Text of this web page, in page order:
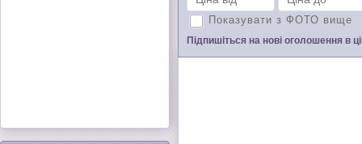
Показувати з ФОТО вище
Підпишіться на нові оголошення в